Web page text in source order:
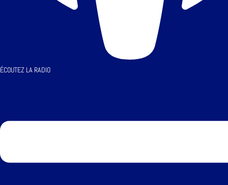
ÉCOUTEZ LA RADIO